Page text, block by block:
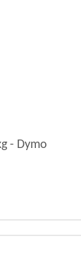
- Dymo